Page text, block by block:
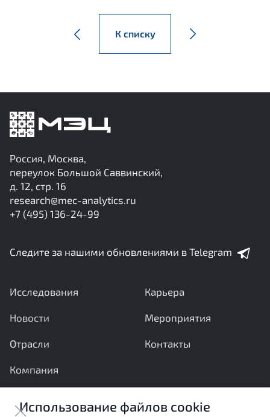
К списку
Россия, Москва,
переулок Большой Саввинский,
д. 12, стр. 16
research@mec-analytics.ru
+7 (495) 136-24-99
Следите за нашими обновлениями в Telegram
Исследования
Новости
Отрасли
Компания
Карьера
Мероприятия
Контакты
Использование файлов cookie